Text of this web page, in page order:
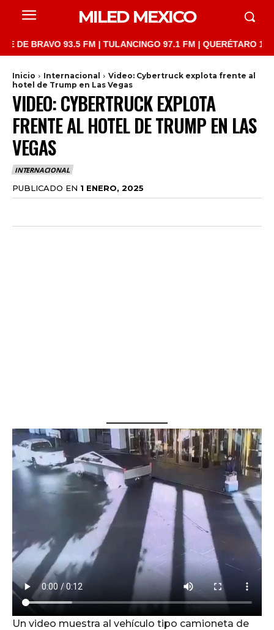
MILED MEXICO
93.5 FM | TULANCINGO 97.1 FM | QUERÉTARO 103.1
Inicio Internacional
Video: Cybertruck explota frente al
hotel de Trump en Las Vegas
VIDEO: CYBERTRUCK EXPLOTA
FRENTE AL HOTEL DE TRUMP EN LAS
VEGAS
INTERNACIONAL
PUBLICADO EN 1 ENERO, 2025
Un video muestra al vehículo tipo camioneta de